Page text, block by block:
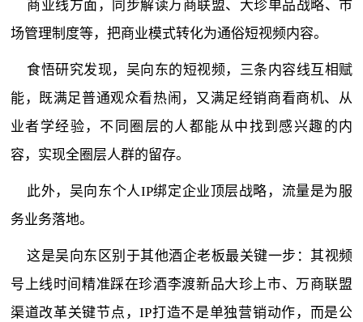
商业线方面，同步解读万商联盟、大珍单品战略、市
场管理制度等，把商业模式转化为通俗短视频内容。
食悟研究发现，吴向东的短视频，三条内容线互相赋
能，既满足普通观众看热闹，又满足经销商看商机、从
业者学经验，不同圈层的人都能从中找到感兴趣的内
容，实现全圈层人群的留存。
此外，吴向东个人IP绑定企业顶层战略，流量是为服
务业务落地。
这是吴向东区别于其他酒企老板最关键一步：其视频
号上线时间精准踩在珍酒李渡新品大珍上市、万商联盟
渠道改革关键节点，IP打造不是单独营销动作，而是公